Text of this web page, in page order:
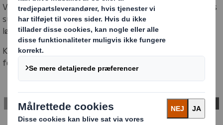
Virksomheder står overfor høj grad af kompleksitet i deres
supply chain, men de ser ikke emballagen som en del af
løsningen.
Kun 1 ud af 4 siger at emballagen er blandt deres
fokusområder